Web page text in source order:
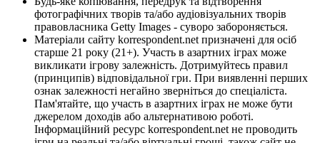
фотографічних творів та/або аудіовізуальних творів
правовласника Getty Images - суворо забороняється.
Матеріали сайту korrespondent.net призначені для осіб
старше 21 року (21+). Участь в азартних іграх може
викликати ігрову залежність. Дотримуйтесь правил
(принципів) відповідальної гри. При виявленні перших
ознак залежності негайно зверніться до спеціаліста.
Пам'ятайте, що участь в азартних іграх не може бути
джерелом доходів або альтернативою роботі.
Інформаційний ресурс korrespondent.net не проводить